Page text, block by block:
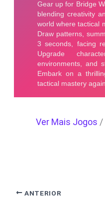
Ver Mais Jogos /
ANTERIOR